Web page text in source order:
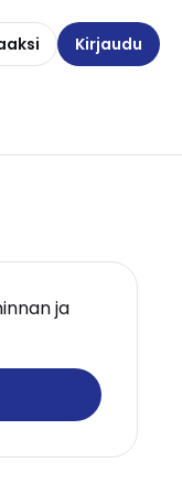
Kirjaudu
ja